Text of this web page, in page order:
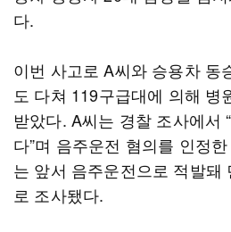
다.
이번 사고로 A씨와 승용차 동
도 다쳐 119구급대에 의해 병
받았다. A씨는 경찰 조사에서
다”며 음주운전 혐의를 인정
는 앞서 음주운전으로 적발돼
로 조사됐다.